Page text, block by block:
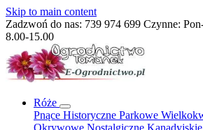
Skip to main content
Zadzwoń do nas: 739 974 699 Czynne:
8.00-15.00
Róże
Pnące Historyczne Parkowe
Okrywowe Nostalgiczne Kanadyjskie